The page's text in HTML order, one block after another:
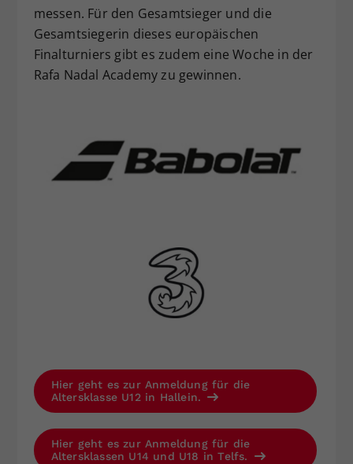
messen. Für den Gesamtsieger und die
Gesamtsiegerin dieses europäischen
Finalturniers gibt es zudem eine Woche in der
Rafa Nadal Academy zu gewinnen.
Hier geht es zur Anmeldung für die
Altersklasse U12 in Hallein.
Hier geht es zur Anmeldung für die
Altersklassen U14 und U18 in Telfs.